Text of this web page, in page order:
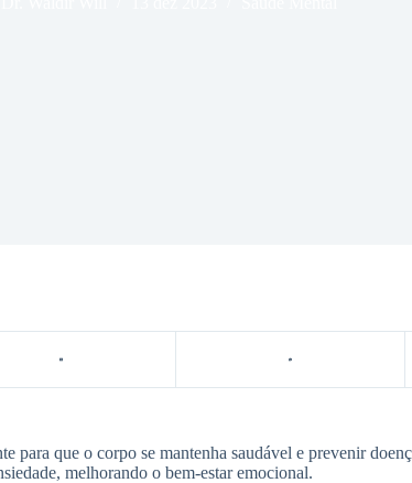
para que o corpo se mantenha saudável e prevenir
melhorando o bem-estar emocional.